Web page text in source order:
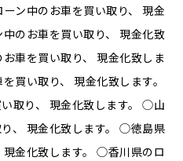
ン中のお車を買い取り、 現金
のお車を買い取り、 現金化致
車を買い取り、 現金化致しま
買い取り、 現金化致します。
取り、 現金化致します。 ◯山
、 現金化致します。 ◯徳島県
金化致します。 ◯香川県のロ